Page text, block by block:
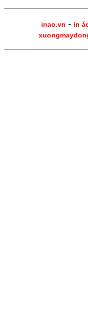
inao.vn - in